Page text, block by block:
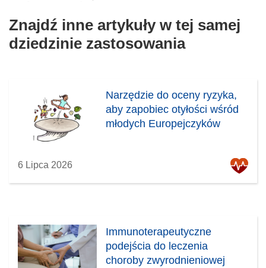
Znajdź inne artykuły w tej samej
dziedzinie zastosowania
Narzędzie do oceny ryzyka,
aby zapobiec otyłości wśród
młodych Europejczyków
6 Lipca 2026
Immunoterapeutyczne
podejścia do leczenia
choroby zwyrodnieniowej